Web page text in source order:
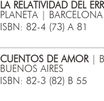
LA RELATIVIDAD DEL
PLANETA | BARCELONA
ISBN: 82-4 (73) A 81
CUENTOS DE AMOR|
BUENOS AIRES
ISBN: 82-3 (82) B 55